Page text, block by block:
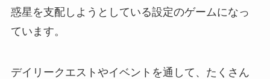
惑星を支配しようとしている設定のゲームになっ
ています。
デイリークエストやイベントを通して、たくさん